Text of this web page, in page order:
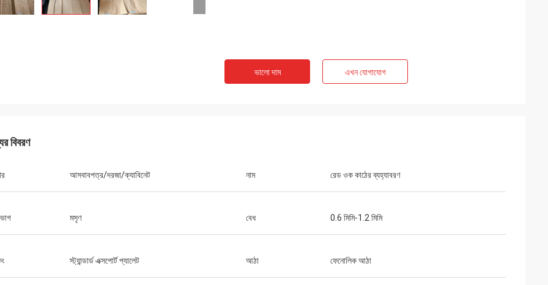
ভালো দাম এখন যোগাযোগ
বিবরণ
আসবাবপত্র/দরজা/ক্যাবিনেট নাম রেড ওক কাঠের ব্যহ্যাবরণ
মসৃণ বেধ 0.6 মিমি-1.2 মিমি
স্ট্যান্ডার্ড এক্সপোর্ট প্যালেট আঠা ফেনোলিক আঠা